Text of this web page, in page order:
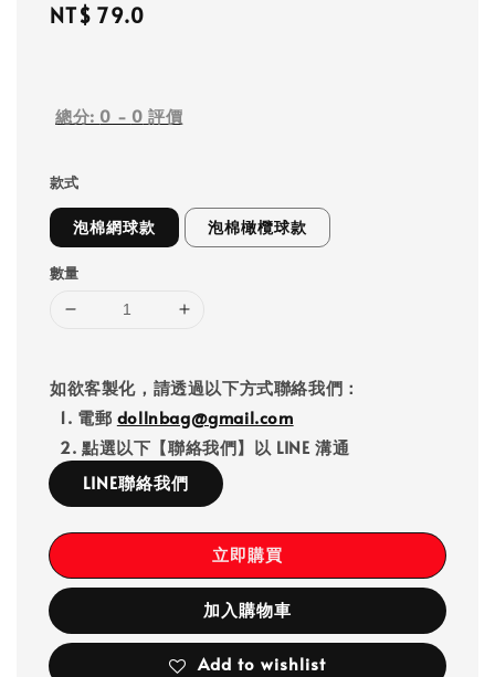
Regular
NT$ 79.0
總分: 0 - 0 評價
款式
泡棉網球款 泡棉橄欖球款
數量
如欲客製化，請透過以下方式聯絡我們：
1. 電郵 dollnbag@gmail.com
2. 點選以下【聯絡我們】以 LINE 溝通
LINE聯絡我們
立即購買
加入購物車
Add to wishlist